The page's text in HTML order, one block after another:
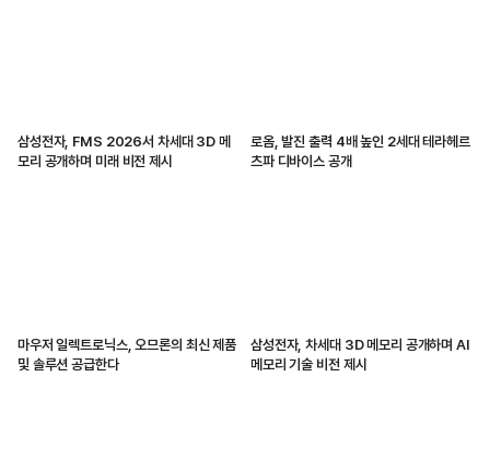
삼성전자, FMS 2026서 차세대 3D 메
모리 공개하며 미래 비전 제시
로옴, 발진 출력 4배 높인 2세대 테라헤르
츠파 디바이스 공개
마우저 일렉트로닉스, 오므론의 최신 제품
및 솔루션 공급한다
삼성전자, 차세대 3D 메모리 공개하며 AI
메모리 기술 비전 제시